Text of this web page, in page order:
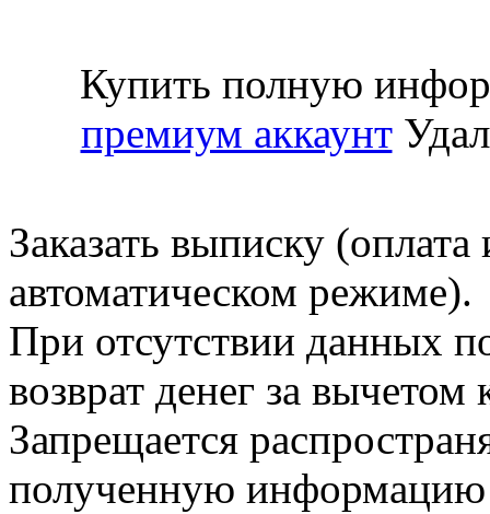
Купить полную
премиум аккаунт
Заказать выписку
автоматическом режиме).
При отсутствии данных
возврат денег за
Запрещается
полученную информацию